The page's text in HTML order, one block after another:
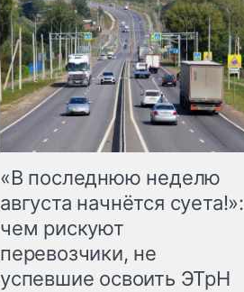
«В последнюю неделю
августа начнётся суета!»:
чем рискуют
перевозчики, не
успевшие освоить ЭТрН